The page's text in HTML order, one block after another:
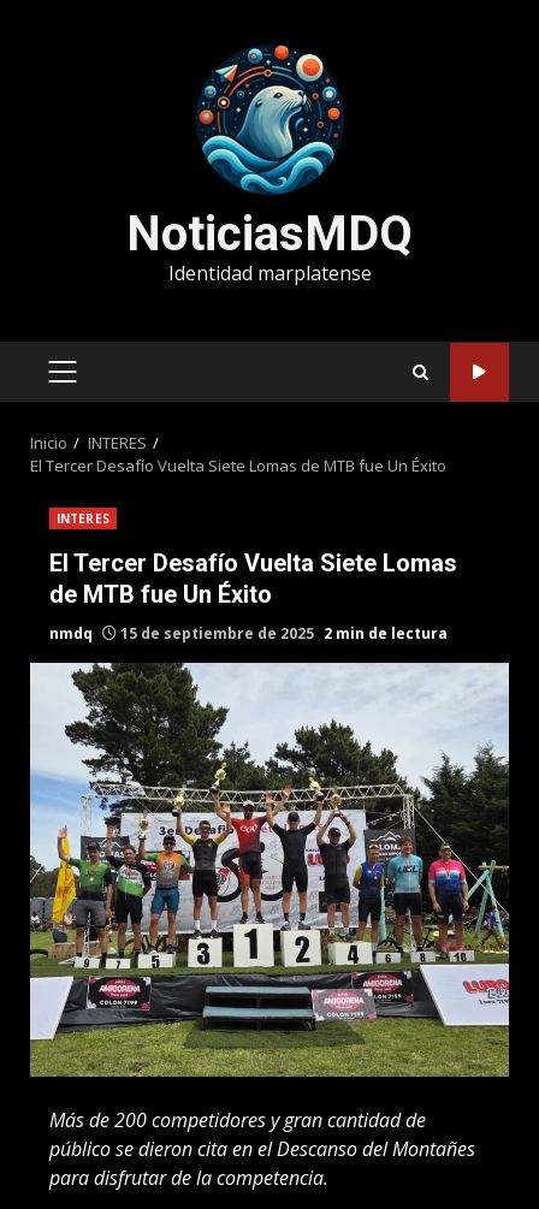
NoticiasMDQ
Identidad marplatense
MENÚ
Inicio
INTERES
El Tercer Desafío Vuelta Siete Lomas de MTB fue Un Éxito
INTERES
El Tercer Desafío Vuelta Siete Lomas
de MTB fue Un Éxito
nmdq 15 de septiembre de 2025 2 min de lectura
Más de 200 competidores y gran cantidad de
público se dieron cita en el Descanso del Montañes
para disfrutar de la competencia.